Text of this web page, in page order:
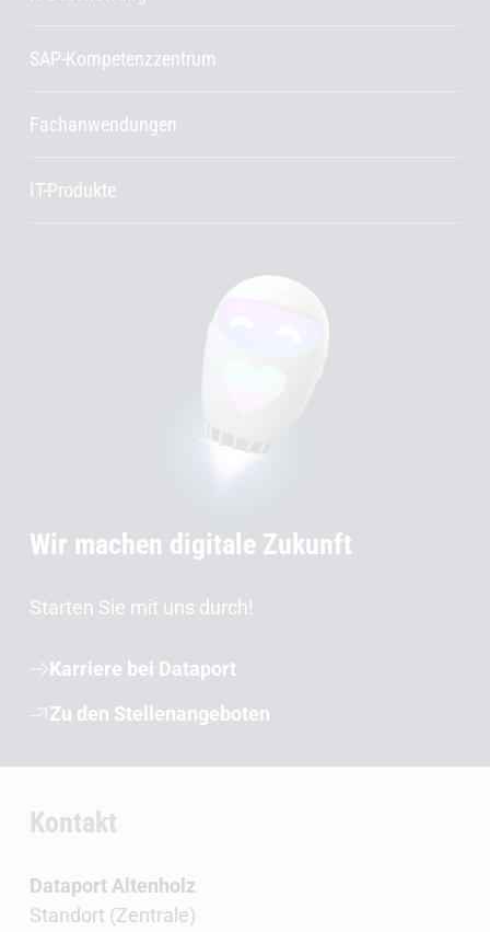
SAP-Kompetenzzentrum
Fachanwendungen
IT-Produkte
Wir machen digitale Zukunft
Starten Sie mit uns durch!
Karriere bei Dataport
Zu den Stellenangeboten
Kontakt
Dataport Altenholz
Standort (Zentrale)